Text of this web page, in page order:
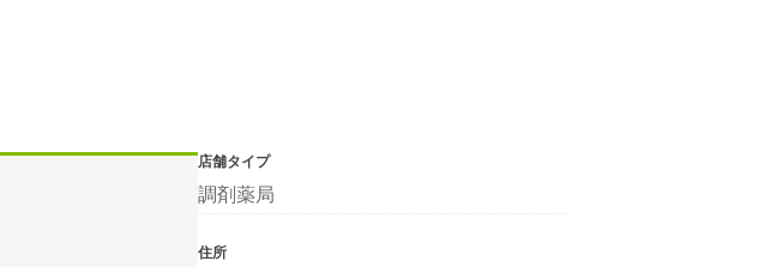
店舗タイプ
調剤薬局
住所